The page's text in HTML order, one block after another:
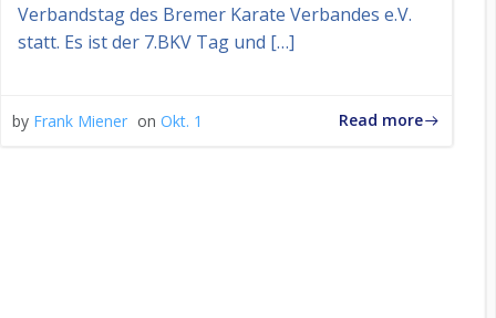
Verbandstag des Bremer Karate Verbandes e.V.
statt. Es ist der 7.BKV Tag und […]
by Frank Miener on Okt. 1 Read more